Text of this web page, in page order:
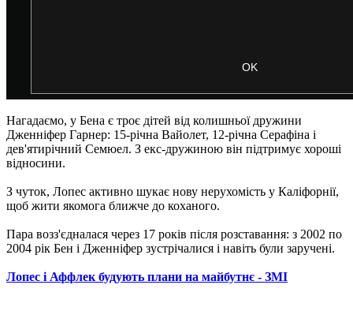
Нагадаємо, у Бена є троє дітей від колишньої дружини
Дженніфер Гарнер: 15-річна Вайолет, 12-річна Серафіна і
дев'ятирічний Семюел. З екс-дружиною він підтримує хороші
відносини.
З чуток, Лопес активно шукає нову нерухомість у Каліфорнії,
щоб жити якомога ближче до коханого.
Пара возз'єдналася через 17 років після розставання: з 2002 по
2004 рік Бен і Дженніфер зустрічалися і навіть були заручені.
Лопес і Аффлек будують плани на майбутнє - ЗМІ